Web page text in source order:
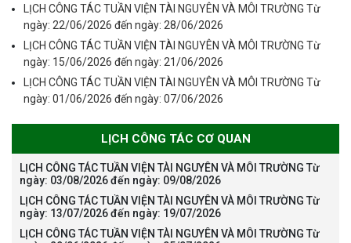
LỊCH CÔNG TÁC TUẦN VIỆN TÀI NGUYÊN VÀ MÔI TRƯỜNG Từ
ngày: 22/06/2026 đến ngày: 28/06/2026
LỊCH CÔNG TÁC TUẦN VIỆN TÀI NGUYÊN VÀ MÔI TRƯỜNG Từ
ngày: 15/06/2026 đến ngày: 21/06/2026
LỊCH CÔNG TÁC TUẦN VIỆN TÀI NGUYÊN VÀ MÔI TRƯỜNG Từ
ngày: 01/06/2026 đến ngày: 07/06/2026
LỊCH CÔNG TÁC CƠ QUAN
LỊCH CÔNG TÁC TUẦN VIỆN TÀI NGUYÊN VÀ MÔI TRƯỜNG Từ
ngày: 03/08/2026 đến ngày: 09/08/2026
LỊCH CÔNG TÁC TUẦN VIỆN TÀI NGUYÊN VÀ MÔI TRƯỜNG Từ
ngày: 13/07/2026 đến ngày: 19/07/2026
LỊCH CÔNG TÁC TUẦN VIỆN TÀI NGUYÊN VÀ MÔI TRƯỜNG Từ